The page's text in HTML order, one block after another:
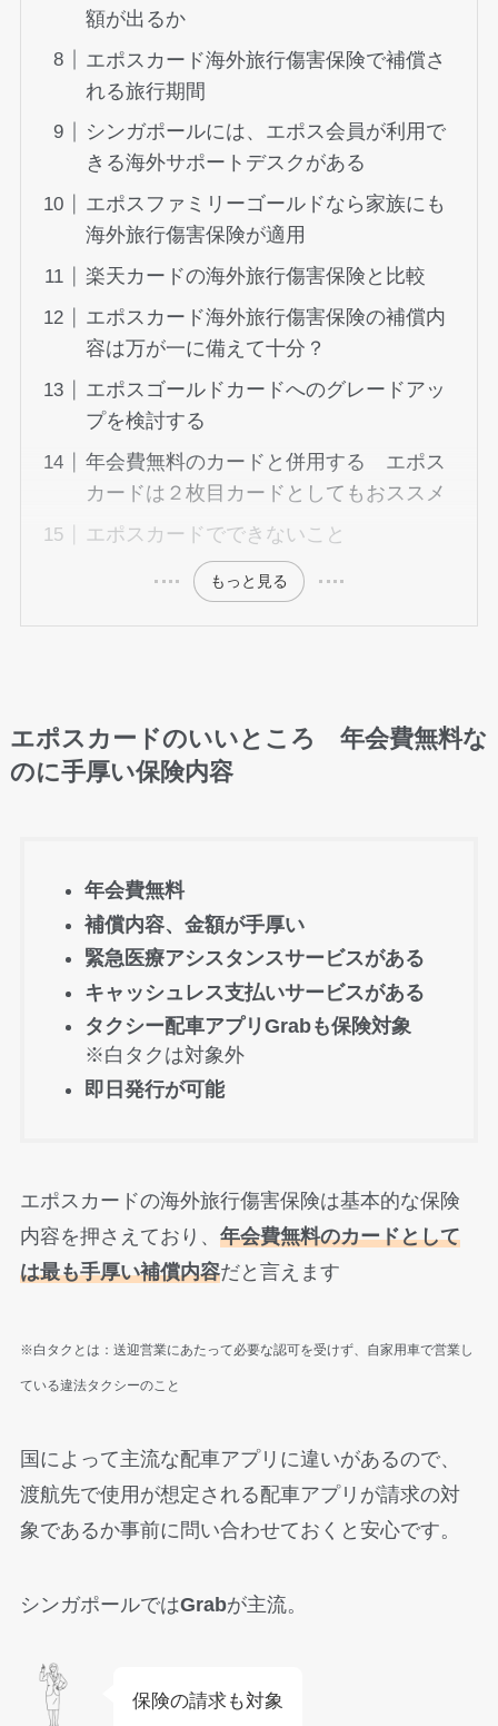
額が出るか
エポスカード海外旅行傷害保険で補償さ
れる旅行期間
シンガポールには、エポス会員が利用で
きる海外サポートデスクがある
エポスファミリーゴールドなら家族にも
海外旅行傷害保険が適用
楽天カードの海外旅行傷害保険と比較
エポスカード海外旅行傷害保険の補償内
容は万が一に備えて十分？
エポスゴールドカードへのグレードアッ
プを検討する
年会費無料のカードと併用する エポス
カードは２枚目カードとしてもおススメ
エポスカードでできないこと
もっと見る
エポスカードのいいところ 年会費無料な
のに手厚い保険内容
年会費無料
補償内容、金額が手厚い
緊急医療アシスタンスサービスがある
キャッシュレス支払いサービスがある
タクシー配車アプリGrabも保険対象
※白タクは対象外
即日発行が可能
エポスカードの海外旅行傷害保険は基本的な保険
内容を押さえており、 年会費無料のカードとして
は最も手厚い補償内容だと言えます
※白タクとは：送迎営業にあたって必要な認可を受けず、自家用車で営業し
ている違法タクシーのこと
国によって主流な配車アプリに違いがあるので、
渡航先で使用が想定される配車アプリが請求の対
象であるか事前に問い合わせておくと安心です。
シンガポールではGrabが主流。
保険の請求も対象